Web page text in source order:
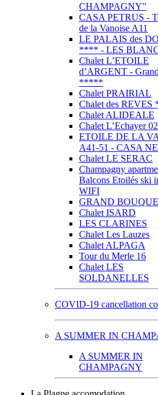
CHAMPAGNY"
CASA PETRUS -
de la Vanoise A11
LE PALAIS des
**** - LES
Chalet L’ETOILE
d’ARGENT -
*****
Chalet PRAIRIAL
Chalet des
Chalet ALIDEALE
Chalet L’Echayer 02
ETOILE DE LA
A41-51 - CASA
Chalet LE SERAC
Champagny
Balcons Etoilés ski
WIFI
GRAND
Chalet ISARD
LES CLARINES
Chalet Les Lauzes
Chalet ALPAGA
Tour du Merle 16
Chalet LES
SOLDANELLES
COVID-19 cancellation
A SUMMER IN
A SUMMER IN
CHAMPAGNY